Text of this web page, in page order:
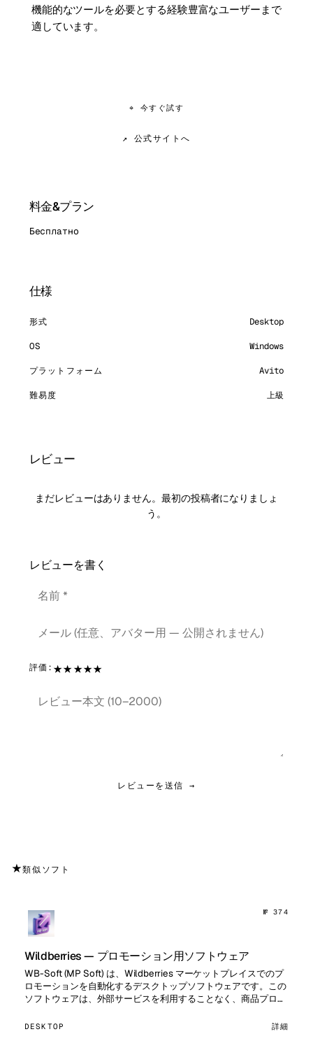
機能的なツールを必要とする経験豊富なユーザーまで
適しています。
⌖ 今すぐ試す
↗ 公式サイトへ
料金&プラン
Бесплатно
仕様
形式 Desktop
OS Windows
プラットフォーム Avito
難易度 上級
レビュー
まだレビューはありません。最初の投稿者になりましょ
う。
レビューを書く
評価: ★★★★★
レビューを送信 →
★類似ソフト
№ 374
Wildberries — プロモーション用ソフトウェア
WB-Soft (MP Soft) は、Wildberries マーケットプレイスでのプ
ロモーションを自動化するデスクトップソフトウェアです。この
ソフトウェアは、外部サービスを利用することなく、商品プロモ
DESKTOP 詳細